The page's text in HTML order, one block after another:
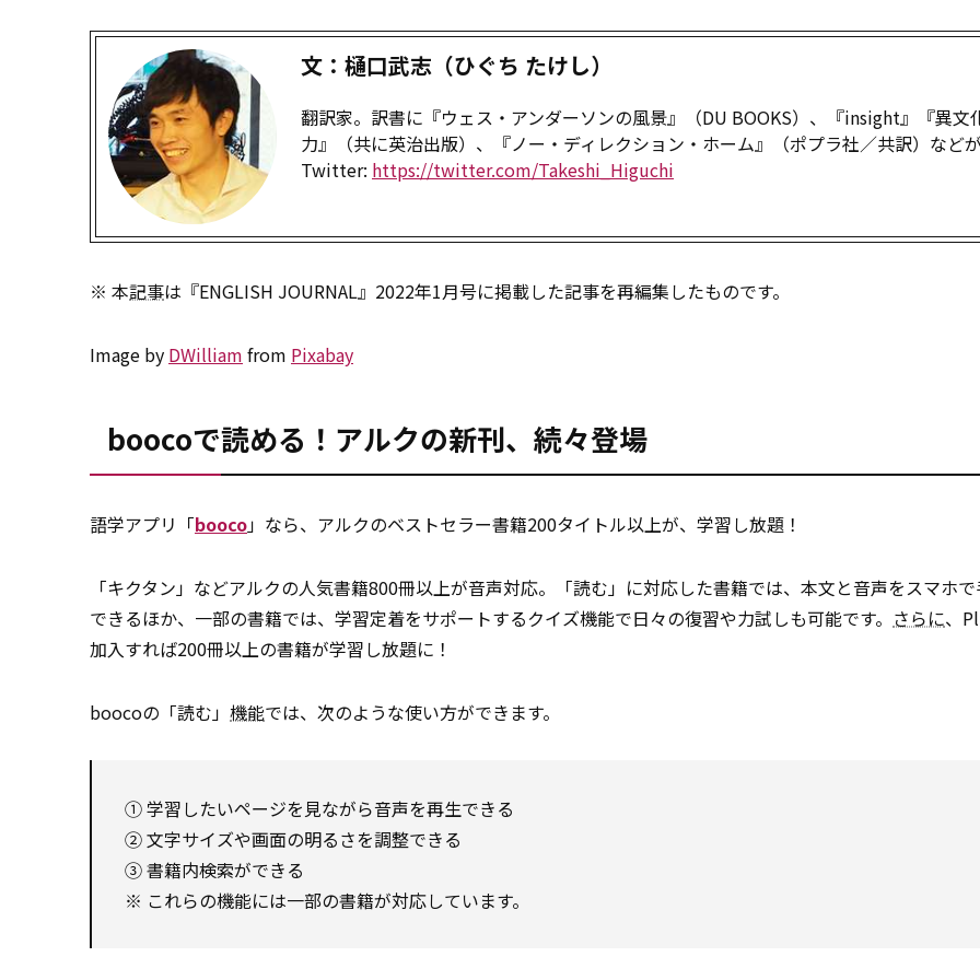
文：樋口武志（ひぐち たけし）
翻訳家。訳書に『ウェス・アンダーソンの風景』（DU BOOKS）、『insight』『異文
力』（共に英治出版）、『ノー・ディレクション・ホーム』（ポプラ社／共訳）などが
Twitter: https://twitter.com/Takeshi_Higuchi
※ 本記事は『ENGLISH JOURNAL』2022年1月号に掲載した記事を再編集したものです。
Image by DWilliam from Pixabay
boocoで読める！アルクの新刊、続々登場
語学アプリ「booco」なら、アルクのベストセラー書籍200タイトル以上が、学習し放題！
「キクタン」などアルクの人気書籍800冊以上が音声対応。「読む」に対応した書籍では、本文と音声をスマホ
できるほか、一部の書籍では、学習定着をサポートするクイズ機能で日々の復習や力試しも可能です。 さらに、
加入すれば200冊以上の書籍が学習し放題に！
boocoの「読む」 機能では、次のような使い方ができます。
① 学習したいページを見ながら音声を再生できる
② 文字サイズや画面の明るさを調整できる
③ 書籍内検索ができる
※ これらの機能には一部の書籍が対応しています。